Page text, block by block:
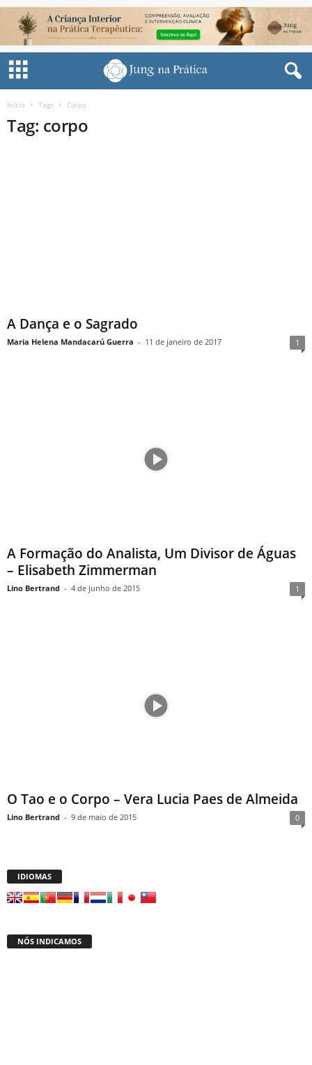
Início Tags Corpo
Tag: corpo
A Dança e o Sagrado
Maria Helena Mandacarú Guerra - 11 de janeiro de 2017 1
A Formação do Analista, Um Divisor de Águas
– Elisabeth Zimmerman
Lino Bertrand - 4 de junho de 2015 1
O Tao e o Corpo – Vera Lucia Paes de Almeida
Lino Bertrand - 9 de maio de 2015 0
IDIOMAS
NÓS INDICAMOS